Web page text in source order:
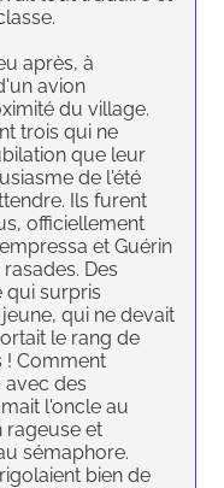
après, à
avion
du village.
trois qui ne
que leur
de l'été
Ils furent
officiellement
et Guérin
Des
qui surpris
qui ne devait
le rang de
! Comment
des
l'oncle au
rageuse et
sémaphore.
bien de